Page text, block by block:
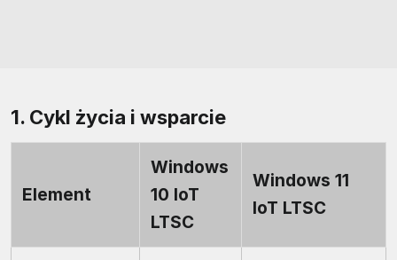
1. Cykl życia i wsparcie
Element
Windows
10 IoT
LTSC
Windows 11
IoT LTSC